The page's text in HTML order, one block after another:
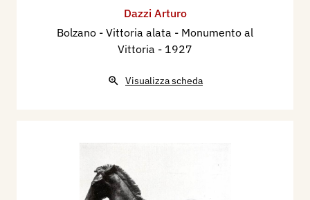
Dazzi Arturo
Bolzano - Vittoria alata - Monumento al
Vittoria - 1927
Visualizza scheda